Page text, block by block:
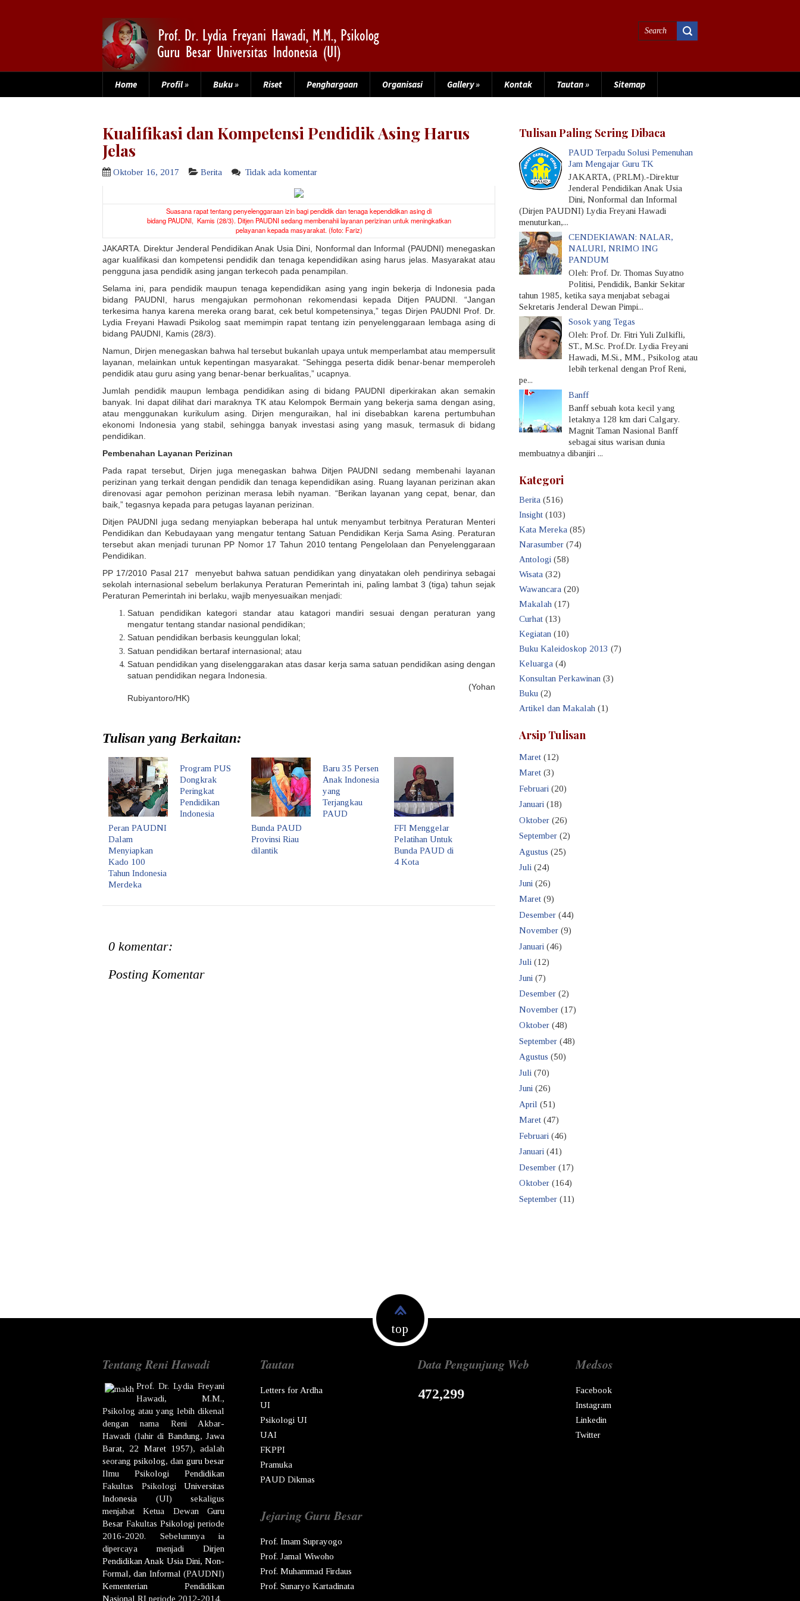
Home Profil» Buku» Riset Penghargaan Organisasi Gallery» Kontak Tautan» Sitemap
Kualifikasi dan Kompetensi Pendidik Asing Harus
Jelas
Oktober 16, 2017 Berita Tidak ada komentar
Suasana rapat tentang penyelenggaraan izin bagi pendidik dan tenaga kependidikan asing di
bidang PAUDNI, Kamis (28/3). Ditjen PAUDNI sedang membenahii layanan perizinan untuk meningkatkan
pelayanan kepada masyarakat. (foto: Fariz)
JAKARTA. Direktur Jenderal Pendidikan Anak Usia Dini, Nonformal dan Informal (PAUDNI) menegaskan
agar kualifikasi dan kompetensi pendidik dan tenaga kependidikan asing harus jelas. Masyarakat atau
pengguna jasa pendidik asing jangan terkecoh pada penampilan.
Selama ini, para pendidik maupun tenaga kependidikan asing yang ingin bekerja di Indonesia pada
bidang PAUDNI, harus mengajukan permohonan rekomendasi kepada Ditjen PAUDNI. “Jangan
terkesima hanya karena mereka orang barat, cek betul kompetensinya,” tegas Dirjen PAUDNI Prof. Dr.
Lydia Freyani Hawadi Psikolog saat memimpin rapat tentang izin penyelenggaraan lembaga asing di
bidang PAUDNI, Kamis (28/3).
Namun, Dirjen menegaskan bahwa hal tersebut bukanlah upaya untuk memperlambat atau mempersulit
layanan, melainkan untuk kepentingan masyarakat. “Sehingga peserta didik benar-benar memperoleh
pendidik atau guru asing yang benar-benar berkualitas,” ucapnya.
Jumlah pendidik maupun lembaga pendidikan asing di bidang PAUDNI diperkirakan akan semakin
banyak. Ini dapat dilihat dari maraknya TK atau Kelompok Bermain yang bekerja sama dengan asing,
atau menggunakan kurikulum asing. Dirjen menguraikan, hal ini disebabkan karena pertumbuhan
ekonomi Indonesia yang stabil, sehingga banyak investasi asing yang masuk, termasuk di bidang
pendidikan.
Pembenahan Layanan Perizinan
Pada rapat tersebut, Dirjen juga menegaskan bahwa Ditjen PAUDNI sedang membenahi layanan
perizinan yang terkait dengan pendidik dan tenaga kependidikan asing. Ruang layanan perizinan akan
direnovasi agar pemohon perizinan merasa lebih nyaman. “Berikan layanan yang cepat, benar, dan
baik,” tegasnya kepada para petugas layanan perizinan.
Ditjen PAUDNI juga sedang menyiapkan beberapa hal untuk menyambut terbitnya Peraturan Menteri
Pendidikan dan Kebudayaan yang mengatur tentang Satuan Pendidikan Kerja Sama Asing. Peraturan
tersebut akan menjadi turunan PP Nomor 17 Tahun 2010 tentang Pengelolaan dan Penyelenggaraan
Pendidikan.
PP 17/2010 Pasal 217 menyebut bahwa satuan pendidikan yang dinyatakan oleh pendirinya sebagai
sekolah internasional sebelum berlakunya Peraturan Pemerintah ini, paling lambat 3 (tiga) tahun sejak
Peraturan Pemerintah ini berlaku, wajib menyesuaikan menjadi:
Satuan pendidikan kategori standar atau katagori mandiri sesuai dengan peraturan yang
mengatur tentang standar nasional pendidikan;
Satuan pendidikan berbasis keunggulan lokal;
Satuan pendidikan bertaraf internasional; atau
Satuan pendidikan yang diselenggarakan atas dasar kerja sama satuan pendidikan asing dengan
satuan pendidikan negara Indonesia.
(Yohan
Rubiyantoro/HK)
Tulisan yang Berkaitan:
Peran PAUDNI
Dalam
Menyiapkan
Kado 100
Tahun Indonesia
Merdeka
Program PUS
Dongkrak
Peringkat
Pendidikan
Indonesia
Bunda PAUD
Provinsi Riau
dilantik
Baru 35 Persen
Anak Indonesia
yang
Terjangkau
PAUD
FFI Menggelar
Pelatihan Untuk
Bunda PAUD di
4 Kota
0 komentar:
Posting Komentar
Tulisan Paling Sering Dibaca
PAUD Terpadu Solusi Pemenuhan
Jam Mengajar Guru TK
JAKARTA, (PRLM).-Direktur
Jenderal Pendidikan Anak Usia
Dini, Nonformal dan Informal
(Dirjen PAUDNI) Lydia Freyani Hawadi
menuturkan,...
CENDEKIAWAN: NALAR,
NALURI, NRIMO ING
PANDUM
Oleh: Prof. Dr. Thomas Suyatno
Politisi, Pendidik, Bankir Sekitar
tahun 1985, ketika saya menjabat sebagai
Sekretaris Jenderal Dewan Pimpi...
Sosok yang Tegas
Oleh: Prof. Dr. Fitri Yuli Zulkifli,
ST., M.Sc. Prof.Dr. Lydia Freyani
Hawadi, M.Si., MM., Psikolog atau
lebih terkenal dengan Prof Reni,
pe...
Banff
Banff sebuah kota kecil yang
letaknya 128 km dari Calgary.
Magnit Taman Nasional Banff
sebagai situs warisan dunia
membuatnya dibanjiri ...
Kategori
Berita (516)
Insight (103)
Kata Mereka (85)
Narasumber (74)
Antologi (58)
Wisata (32)
Wawancara (20)
Makalah (17)
Curhat (13)
Kegiatan (10)
Buku Kaleidoskop 2013 (7)
Keluarga (4)
Konsultan Perkawinan (3)
Buku (2)
Artikel dan Makalah (1)
Arsip Tulisan
Maret (12)
Maret (3)
Februari (20)
Januari (18)
Oktober (26)
September (2)
Agustus (25)
Juli (24)
Juni (26)
Maret (9)
Desember (44)
November (9)
Januari (46)
Juli (12)
Juni (7)
Desember (2)
November (17)
Oktober (48)
September (48)
Agustus (50)
Juli (70)
Juni (26)
April (51)
Maret (47)
Februari (46)
Januari (41)
Desember (17)
Oktober (164)
September (11)
top
Tentang Reni Hawadi
Prof. Dr. Lydia Freyani
Hawadi, M.M.,
Psikolog atau yang lebih dikenal
dengan nama Reni Akbar-
Hawadi (lahir di Bandung, Jawa
Barat, 22 Maret 1957), adalah
seorang psikolog, dan guru besar
Ilmu Psikologi
Pendidikan
Fakultas Psikologi Universitas
Indonesia (UI) sekaligus
menjabat Ketua Dewan Guru
Besar Fakultas Psikologi periode
2016-2020. Sebelumnya ia
dipercaya menjadi Dirjen
Pendidikan Anak Usia Dini, Non-
Formal, dan Informal (PAUDNI)
Kementerian Pendidikan
Nasional RI periode 2012-2014.
Tautan
Letters for Ardha
UI
Psikologi UI
UAI
FKPPI
Pramuka
PAUD Dikmas
Jejaring Guru Besar
Prof. Imam Suprayogo
Prof. Jamal Wiwoho
Prof. Muhammad Firdaus
Prof. Sunaryo Kartadinata
Data Pengunjung Web
472,299
Medsos
Facebook
Instagram
Linkedin
Twitter